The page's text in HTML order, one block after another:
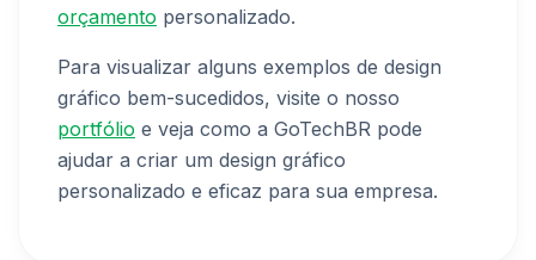
orçamento personalizado.
Para visualizar alguns exemplos de design
gráfico bem-sucedidos, visite o nosso
portfólio e veja como a GoTechBR pode
ajudar a criar um design gráfico
personalizado e eficaz para sua empresa.